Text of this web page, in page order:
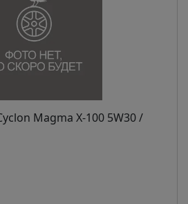
Magma Х-100 5W30 /